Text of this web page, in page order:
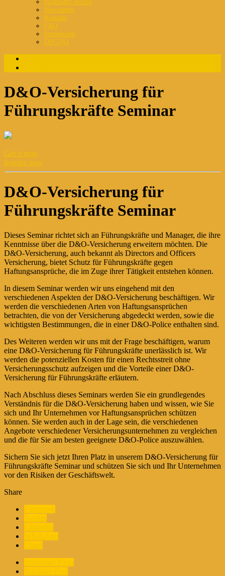
Highlight Archiv
Newsletter
Kontakt
FAQ
Impressum
DSGVO
D&O-Versicherung für
Führungskräfte Seminar
Get it now
Inquire now
D&O-Versicherung für
Führungskräfte Seminar
Dieses Seminar richtet sich an Führungskräfte und Manager, die ihre
Kenntnisse über die D&O-Versicherung erweitern möchten. Die
D&O-Versicherung, auch bekannt als Directors and Officers
Versicherung, bietet Schutz für Führungskräfte gegen
Haftungsansprüche, die im Zuge ihrer Tätigkeit entstehen können.
In diesem Seminar werden wir uns eingehend mit den
verschiedenen Aspekten der D&O-Versicherung beschäftigen. Wir
werden die verschiedenen Arten von Haftungsansprüchen
betrachten, die von der Versicherung abgedeckt werden, sowie die
wichtigsten Bestimmungen, die in einer D&O-Police enthalten sind.
Des Weiteren werden wir uns mit der Frage beschäftigen, warum
eine D&O-Versicherung für Führungskräfte unerlässlich ist. Wir
werden die potenziellen Kosten für einen Rechtsstreit ohne
Versicherungsschutz aufzeigen und die Vorteile einer D&O-
Versicherung für Führungskräfte erläutern.
Nach Abschluss dieses Seminars werden Sie ein grundlegendes
Verständnis für die D&O-Versicherung haben und wissen, wie Sie
sich und Ihr Unternehmen vor Haftungsansprüchen schützen
können. Sie werden auch in der Lage sein, die verschiedenen
Angebote verschiedener Versicherungsunternehmen zu vergleichen
und die für Sie am besten geeignete D&O-Police auszuwählen.
Sichern Sie sich jetzt Ihren Platz in unserem D&O-Versicherung für
Führungskräfte Seminar und schützen Sie sich und Ihr Unternehmen
vor den Risiken der Geschäftswelt.
Share